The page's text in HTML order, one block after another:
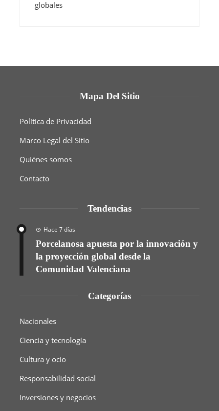
Mapa Del Sitio
Política de Privacidad
Marco Legal del Sitio
Quiénes somos
Contacto
Tendencias
Hace 7 días
Porcelanosa apuesta por la innovación y
la proyección global desde la
Comunidad Valenciana
Categorías
Nacionales
Ciencia y tecnología
Cultura y ocio
Responsabilidad social
Inversiones y negocios